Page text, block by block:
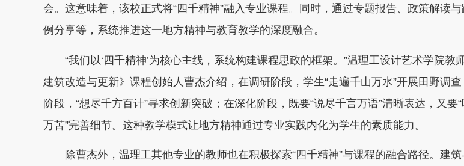
会。这意味着，该校正式将“四千精神”融入专业课程。同时，通过专题报告、政策解读
例分享等，系统推进这一地方精神与教育教学的深度融合。
“我们以‘四千精神’为核心主线，系统构建课程思政的框架。”温理工设计艺术学院教
建筑改造与更新》课程创始人曹杰介绍，在调研阶段，学生“走遍千山万水”开展田野调查
阶段，“想尽千方百计”寻求创新突破；在深化阶段，既要“说尽千言万语”清晰表达，又要
万苦”完善细节。这种教学模式让地方精神通过专业实践内化为学生的素质能力。
除曹杰外，温理工其他专业的教师也在积极探索“四千精神”与课程的融合路径。建筑